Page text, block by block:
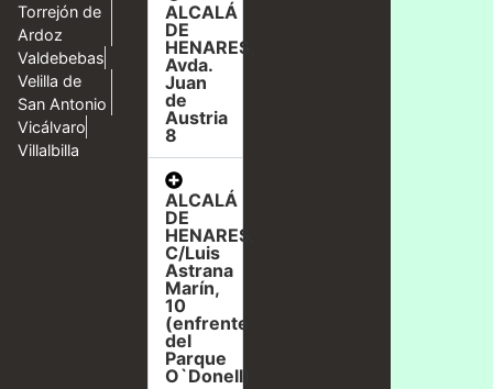
Torrejón de
Ardoz
Valdebebas
Velilla de
San Antonio
Vicálvaro
Villalbilla
ALCALÁ
DE
HENARES,
Avda.
Juan
de
Austria
8
ALCALÁ
DE
HENARES,
C/Luis
Astrana
Marín,
10
(enfrente
del
Parque
O`Donell)